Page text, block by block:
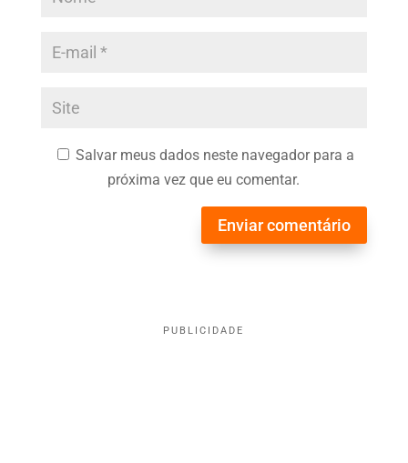
Salvar meus dados neste navegador para a
próxima vez que eu comentar.
Enviar comentário
PUBLICIDADE